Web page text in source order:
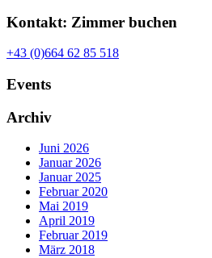
Kontakt: Zimmer buchen
+43 (0)664 62 85 518
Events
Archiv
Juni 2026
Januar 2026
Januar 2025
Februar 2020
Mai 2019
April 2019
Februar 2019
März 2018